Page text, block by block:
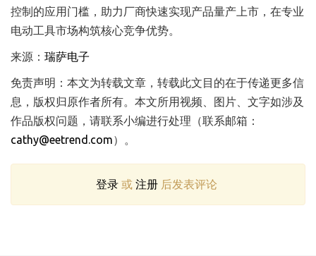
控制的应用门槛，助力厂商快速实现产品量产上市，在专业
电动工具市场构筑核心竞争优势。
来源： 瑞萨电子
免责声明：本文为转载文章，转载此文目的在于传递更多信
息，版权归原作者所有。本文所用视频、图片、文字如涉及
作品版权问题，请联系小编进行处理（联系邮箱：
cathy@eetrend.com）。
登录或 注册后发表评论